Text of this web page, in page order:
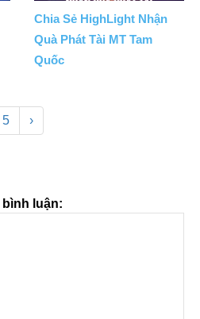
Chia Sẻ HighLight Nhận
Quà Phát Tài MT Tam
Quốc
5 ›
bình luận: